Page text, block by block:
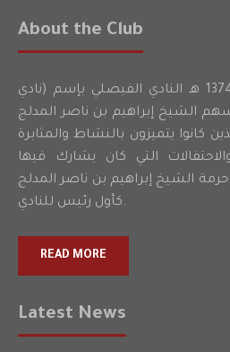
About the Club
أسس شباب حرمه عام 1374 هـ النادي الفيصلي بإسم (نادي
الشيخ إبراهيم بن ناصر المدلج
كانوا يتميزون بالنشاط والمثابرة
التي كان يشارك فيها
الشيخ إبراهيم بن ناصر المدلج
كأول رئيس للنادي.
READ MORE
Latest News